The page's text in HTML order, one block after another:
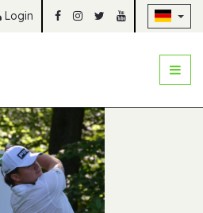
Login